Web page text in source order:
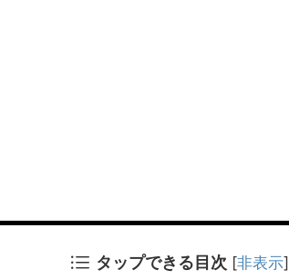
タップできる目次 [非表示]